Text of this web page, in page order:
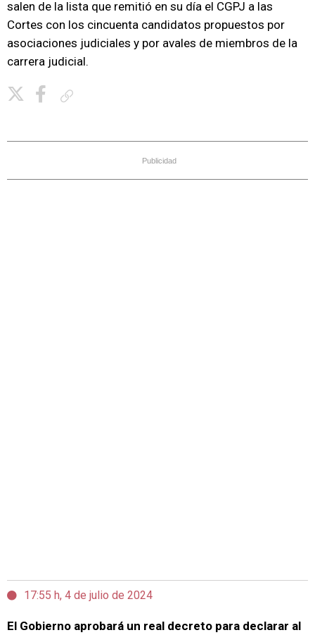
salen de la lista que remitió en su día el CGPJ a las
Cortes con los cincuenta candidatos propuestos por
asociaciones judiciales y por avales de miembros de la
carrera judicial.
Publicidad
17:55 h, 4 de julio de 2024
El Gobierno aprobará un real decreto para declarar al